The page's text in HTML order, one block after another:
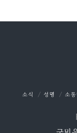
소식 성명 소